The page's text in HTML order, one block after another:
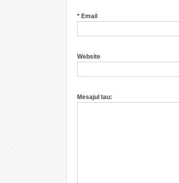
* Email
Website
Mesajul tau: